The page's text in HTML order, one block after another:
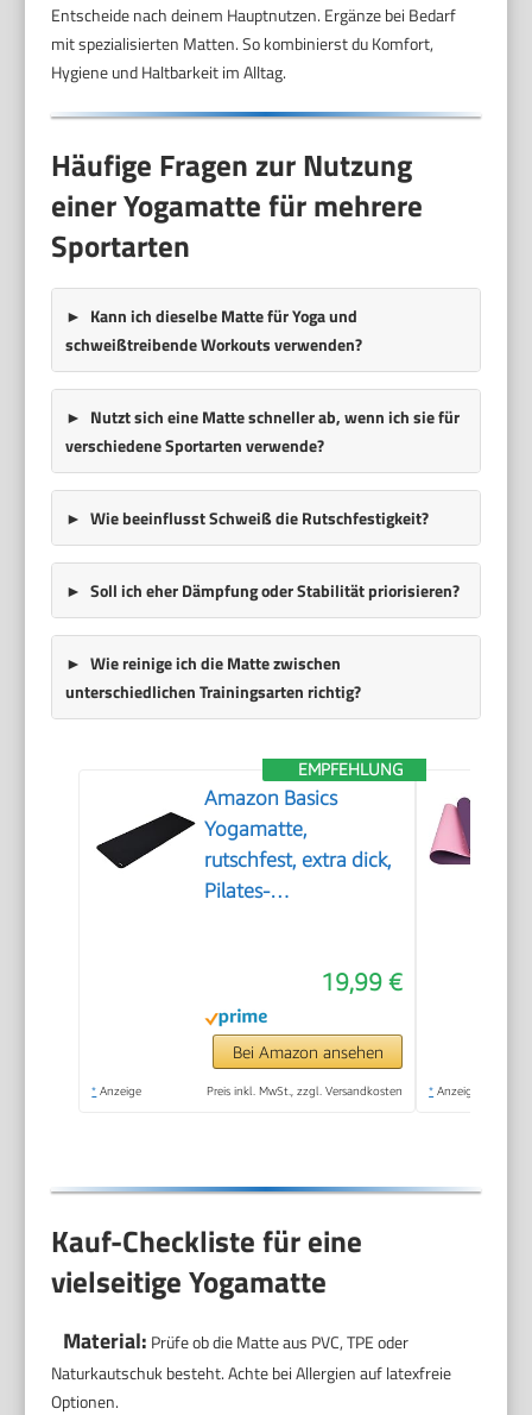
Entscheide nach deinem Hauptnutzen. Ergänze bei Bedarf
mit spezialisierten Matten. So kombinierst du Komfort,
Hygiene und Haltbarkeit im Alltag.
Häufige Fragen zur Nutzung
einer Yogamatte für mehrere
Sportarten
Kann ich dieselbe Matte für Yoga und
schweißtreibende Workouts verwenden?
Nutzt sich eine Matte schneller ab, wenn ich sie für
verschiedene Sportarten verwende?
Wie beeinflusst Schweiß die Rutschfestigkeit?
Soll ich eher Dämpfung oder Stabilität priorisieren?
Wie reinige ich die Matte zwischen
unterschiedlichen Trainingsarten richtig?
EMPFEHLUNG
Amazon Basics
Yogamatte,
rutschfest, extra dick,
Pilates-
19,99 €
Bei Amazon ansehen
* Anzeige Preis inkl. MwSt., zzgl. Versandkosten * Anzeige
Kauf-Checkliste für eine
vielseitige Yogamatte
Material: Prüfe ob die Matte aus PVC, TPE oder
Naturkautschuk besteht. Achte bei Allergien auf latexfreie
Optionen.